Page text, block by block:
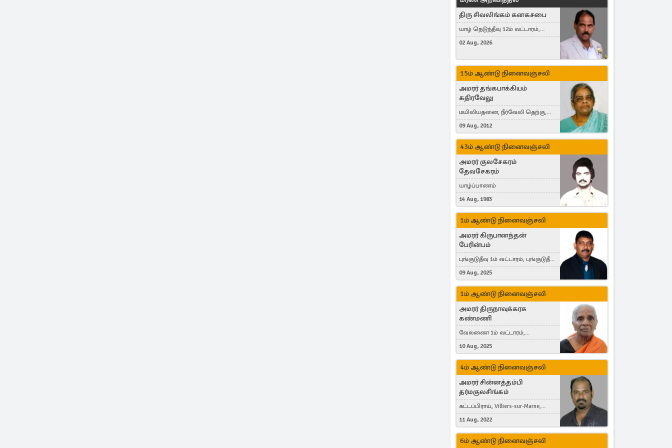
திரு சிவலிங்கம் கனகசபை
யாழ் நெடுந்தீவு 12ம் வட்டாரம்,
Jaffna, நயினாதீவு, London, United
02 Aug, 2026
15ம் ஆண்டு நினைவஞ்சலி
அமரர் தங்கபாக்கியம்
கதிரவேலு
மயிலியதனை, நீர்வேலி தெற்கு,
Herning, Denmark
09 Aug, 2012
43ம் ஆண்டு நினைவஞ்சலி
அமரர் குலசேகரம்
தேவசேகரம்
யாழ்ப்பாணம்
14 Aug, 1983
1ம் ஆண்டு நினைவஞ்சலி
அமரர் கிருபானந்தன்
பேரின்பம்
புங்குடுதீவு 1ம் வட்டாரம், புங்குடுதீவு,
India, Lausanne, Switzerland
09 Aug, 2025
1ம் ஆண்டு நினைவஞ்சலி
அமரர் திருநாவுக்கரசு
கண்மணி
வேலணை 1ம் வட்டாரம்,
மண்கும்பான் மேற்கு, Liestal,
Switzerland
10 Aug, 2025
4ம் ஆண்டு நினைவஞ்சலி
அமரர் சின்னத்தம்பி
தர்மகுலசிங்கம்
கட்டப்பிராய், Villiers-sur-Marne,
France
11 Aug, 2022
6ம் ஆண்டு நினைவஞ்சலி